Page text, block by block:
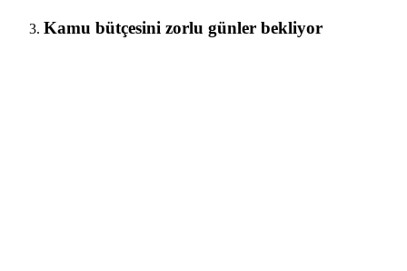
Kamu bütçesini zorlu günler bekliyor